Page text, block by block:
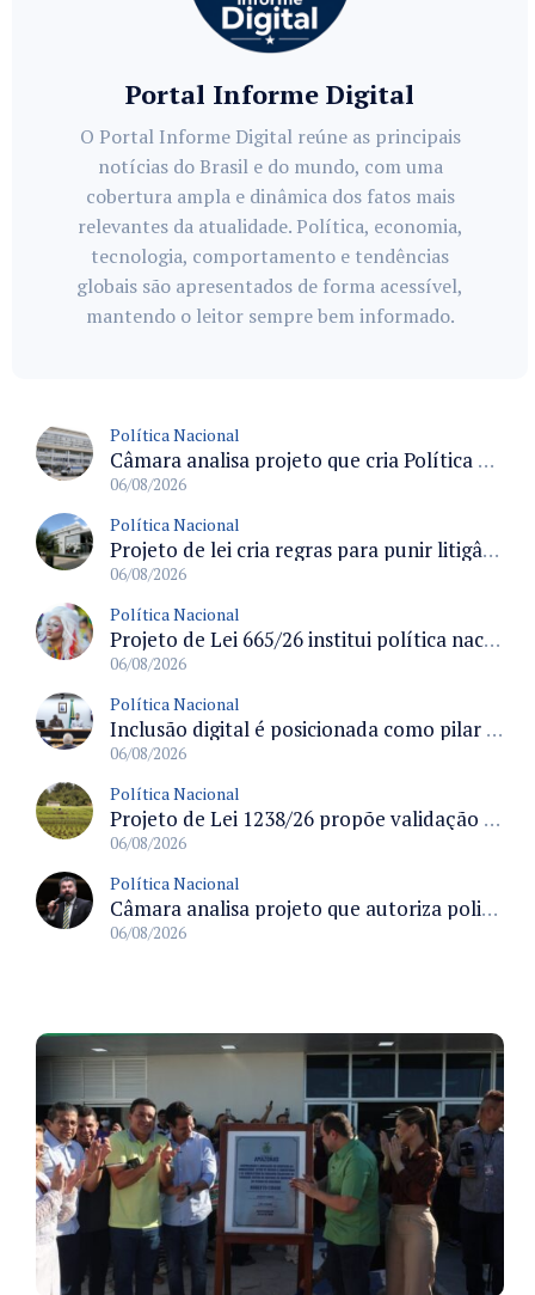
Portal Informe Digital
O Portal Informe Digital reúne as principais
notícias do Brasil e do mundo, com uma
cobertura ampla e dinâmica dos fatos mais
relevantes da atualidade. Política, economia,
tecnologia, comportamento e tendências
globais são apresentados de forma acessível,
mantendo o leitor sempre bem informado.
Política Nacional
Câmara analisa projeto que cria Política Nacional de Qualificação e Valorização da Preceptoria na Residência Médica
06/08/2026
Política Nacional
Projeto de lei cria regras para punir litigância abusiva reversa e integrar sistemas do Judiciário
06/08/2026
Política Nacional
Projeto de Lei 665/26 institui política nacional para prevenção ao transfeminicídio e prevê medidas de proteção e reparação
06/08/2026
Política Nacional
Inclusão digital é posicionada como pilar essencial da reurbanização de favelas e periferias
06/08/2026
Política Nacional
Projeto de Lei 1238/26 propõe validação automática do Cadastro Ambiental Rural para imóveis de até quatro módulos fiscais
06/08/2026
Política Nacional
Câmara analisa projeto que autoriza policiais civis embarcarem armados em aeronaves civis mediante regras
06/08/2026